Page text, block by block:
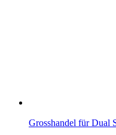
Grosshandel für Dual